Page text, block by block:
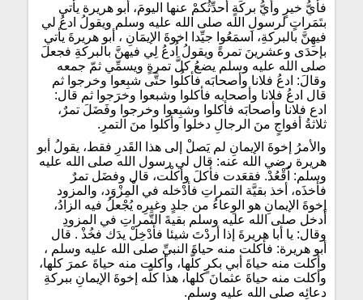
فأيُّ خيرٍ وأيُّ بركَةٍ أُحدِّثُكمْ عنها اليومَ، أبو هريرة يأْتي
بتَمَراتٍ لرسولِ الله صلى الله عليه وسلم ويقولُ ادعُ لي
فيهِنَّ بالبركةِ، اسمَعُوا جيِّدا اخوةَ الإيمَانِ ، أبو هريرةَ يأتي
بإحدَى وعشرينَ تمرةً ويقولُ اُدعُ لِي فيهنَّ بالبركةِ فجعلَ
صلى الله عليه وسلم يضعُ كلَّ تمرةٍ ويسمِّي ثمّ جمعه
وقالَ: ادعُ فلانا وأصحابَه فأكلُوا حتَّى شبِعوا وخرجوا ثم
قال ادعُ فلانا وأصحابه فأكلوا وشبعوا وخرَجوا ثم قال:
ادع فلانا وأصحابَه فأكلوا وشبِعوا وخرجوا وفَضَلَ تمرٌ،
ثلاثةُ أفواجٍ منَ الرجالِ دخلوا وأكلوا منَ التمرِ.
والأمرُ إخوةَ الإيمانِ لم يَصلْ إلى هذا القَدرِ فقط، يقولُ أبو
هريرة رضي الله عنه: قال لي رسول الله صلى الله عليه
وسلم: اُقْعُدْ. فقعَدت فأكلَ وأكلْت، قال وفضَل تمرٌ
فأخذَه، أخذ بقيَّة التمراتِ فأدْخله في الْمِزْوَد، والمزود
إخوةَ الإيمانِ هو الوِعاءُ من جلدٍ وغيرِه يُجْعلُ فيه الزادُ،
أَدخل صلى الله عليه وسلم بقيةَ التَّمراتِ في المزودِ
وقال: يا أبا هريرةَ إذا أردْتَ شيئا فأَدْخِلْ يدَك فخُذْ . قال
أبو هريرة: فأكلت منه حياةَ النبيِّ صلى الله عليه وسلم ،
وأكلت منه حياةَ أبي بكرٍ كلَّها، وأكلت منه حياةَ عمرَ كلها،
وأكلت منه حياةَ عثمانَ كلها، هذا كلُّه إخوةَ الإيمانِ ببركةِ
دعائِه صلى الله عليه وسلم.